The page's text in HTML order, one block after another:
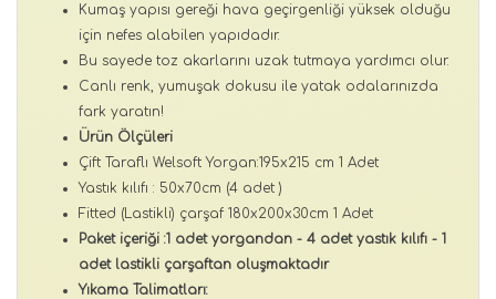
Kumaş yapısı gereği hava geçirgenliği yüksek olduğu
için nefes alabilen yapıdadır.
Bu sayede toz akarlarını uzak tutmaya yardımcı olur.
Canlı renk, yumuşak dokusu ile yatak odalarınızda
fark yaratın!
Ürün Ölçüleri
Çift Taraflı Welsoft Yorgan:195x215 cm 1 Adet
Yastık kılıfı : 50x70cm (4 adet )
Fitted (Lastikli) çarşaf 180x200x30cm 1 Adet
Paket içeriği :1 adet yorgandan - 4 adet yastık kılıfı - 1
adet lastikli çarşaftan oluşmaktadır
Yıkama Talimatları: